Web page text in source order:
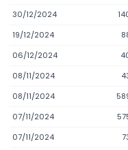
30/12/2024
19/12/2024
06/12/2024
08/11/2024
08/11/2024
07/11/2024
07/11/2024